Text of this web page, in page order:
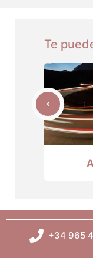
Te
+34 965